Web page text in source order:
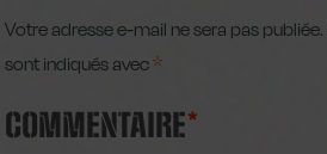
Votre adresse e-mail ne sera pas publiée.
sont indiqués avec*
COMMENTAIRE*